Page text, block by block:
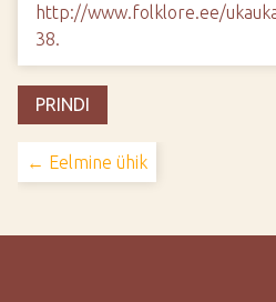
http://www.folklore.ee/
38.
PRINDI
← Eelmine ühik